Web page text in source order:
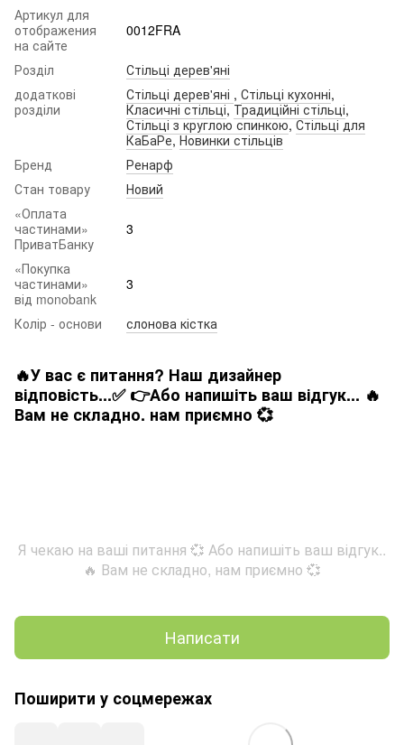
Артикул для
отображения
на сайте
0012FRA
Розділ
Стільці дерев'яні
додаткові
розділи
Стільці дерев'яні , Стільці кухонні,
Класичні стільці,Традиційні стільці,
Стільці з круглою спинкою,Стільці для
КаБаРе,Новинки стільців
Бренд
Ренарф
Стан товару
Новий
«Оплата
частинами»
ПриватБанку
3
«Покупка
частинами»
від monobank
3
Колір - основи слонова кістка
🔥У вас є питання? Наш дизайнер
відповість...✅ 👉Або напишіть ваш відгук... 🔥
Вам не складно. нам приємно 💞
Я чекаю на ваші питання 💞 Або напишіть ваш відгук..
🔥 Вам не складно, нам приємно 💞
Написати
Поширити у соцмережах